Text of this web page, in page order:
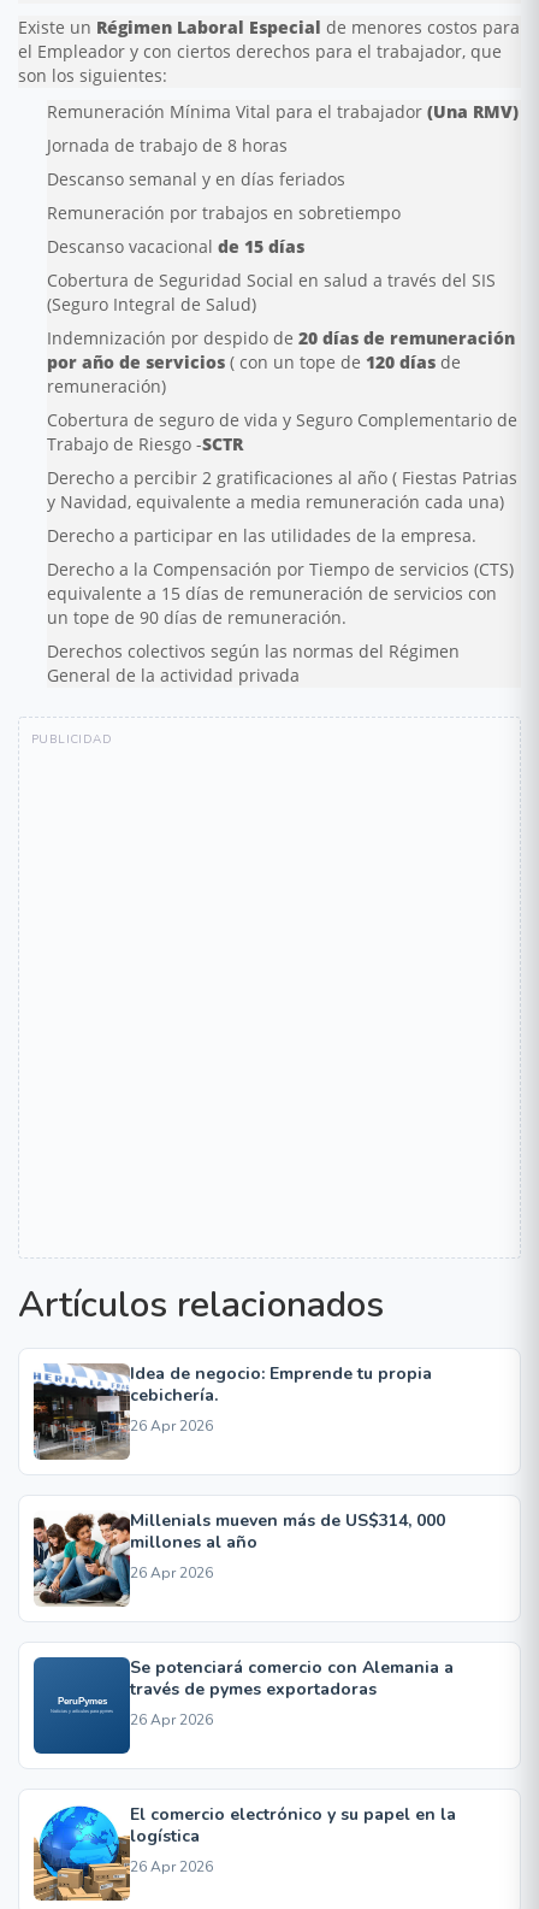
Existe un Régimen Laboral Especial de menores costos para
el Empleador y con ciertos derechos para el trabajador, que
son los siguientes:
Remuneración Mínima Vital para el trabajador (Una RMV)
Jornada de trabajo de 8 horas
Descanso semanal y en días feriados
Remuneración por trabajos en sobretiempo
Descanso vacacional de 15 días
Cobertura de Seguridad Social en salud a través del SIS
(Seguro Integral de Salud)
Indemnización por despido de 20 días de remuneración
por año de servicios ( con un tope de 120 días de
remuneración)
Cobertura de seguro de vida y Seguro Complementario de
Trabajo de Riesgo -SCTR
Derecho a percibir 2 gratificaciones al año ( Fiestas Patrias
y Navidad, equivalente a media remuneración cada una)
Derecho a participar en las utilidades de la empresa.
Derecho a la Compensación por Tiempo de servicios (CTS)
equivalente a 15 días de remuneración de servicios con
un tope de 90 días de remuneración.
Derechos colectivos según las normas del Régimen
General de la actividad privada
Artículos relacionados
Idea de negocio: Emprende tu propia
cebichería.
26 Apr 2026
Millenials mueven más de US$314, 000
millones al año
26 Apr 2026
Se potenciará comercio con Alemania a
través de pymes exportadoras
26 Apr 2026
El comercio electrónico y su papel en la
logística
26 Apr 2026